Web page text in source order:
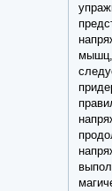
мышц,